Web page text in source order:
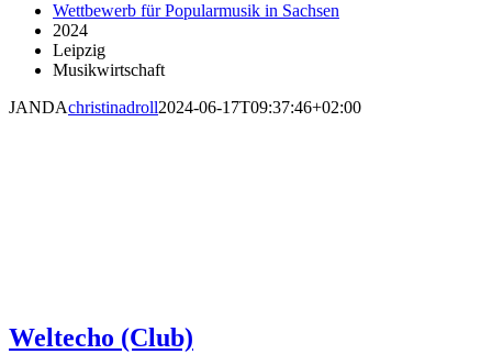
Wettbewerb für Popularmusik in Sachsen
2024
Leipzig
Musikwirtschaft
JANDAchristinadroll2024-06-17T09:37:46+02:00
Weltecho (Club)